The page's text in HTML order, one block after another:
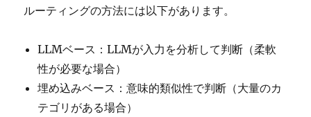
ルーティングの方法には以下があります。
LLMベース：LLMが入力を分析して判断（柔軟
性が必要な場合）
埋め込みベース：意味的類似性で判断（大量のカ
テゴリがある場合）